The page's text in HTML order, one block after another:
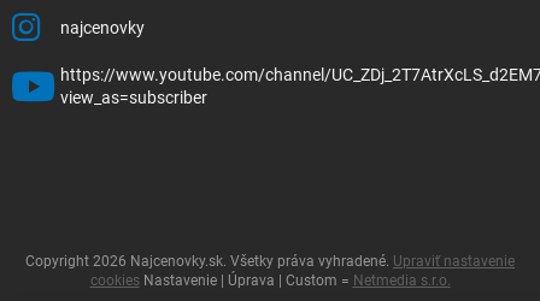
najcenovky
https://www.youtube.com/channel/
view_as=subscriber
Copyright 2026 Najcenovky.sk . Všetky práva vyhradené. Upraviť nastavenie
cookiesNastavenie | Úprava | Custom = Netmedia s.r.o.